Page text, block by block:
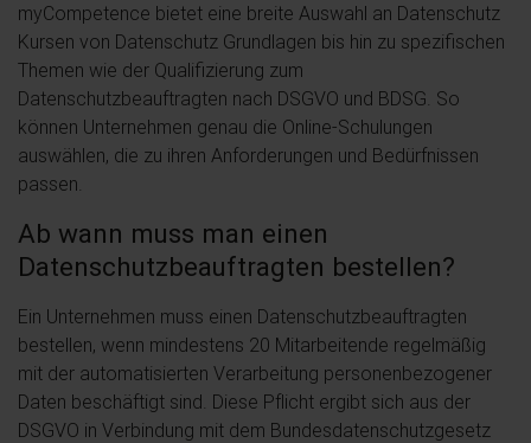
myCompetence bietet eine breite Auswahl an Datenschutz
Kursen von Datenschutz Grundlagen bis hin zu spezifischen
Themen wie der Qualifizierung zum
Datenschutzbeauftragten nach DSGVO und BDSG. So
können Unternehmen genau die Online-Schulungen
auswählen, die zu ihren Anforderungen und Bedürfnissen
passen.
Ab wann muss man einen
Datenschutzbeauftragten bestellen?
Ein Unternehmen muss einen Datenschutzbeauftragten
bestellen, wenn mindestens 20 Mitarbeitende regelmäßig
mit der automatisierten Verarbeitung personenbezogener
Daten beschäftigt sind. Diese Pflicht ergibt sich aus der
DSGVO in Verbindung mit dem Bundesdatenschutzgesetz